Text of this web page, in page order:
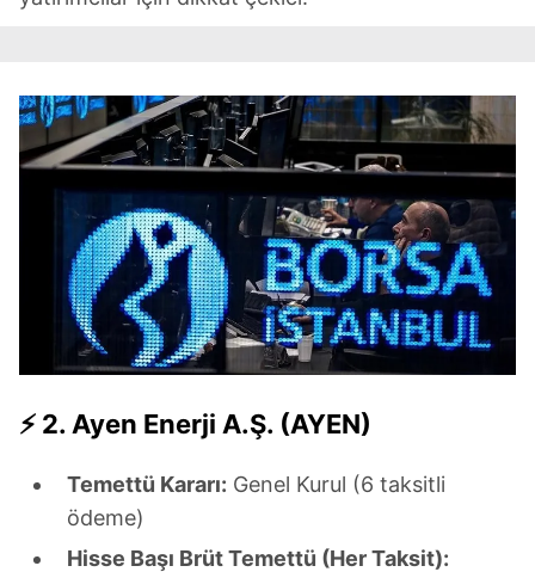
⚡ 2. Ayen Enerji A.Ş. (AYEN)
Temettü Kararı: Genel Kurul (6 taksitli
ödeme)
Hisse Başı Brüt Temettü (Her Taksit):